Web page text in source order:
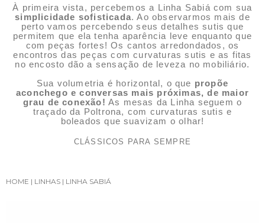
À primeira vista, percebemos a Linha Sabiá com sua
simplicidade sofisticada. Ao observarmos mais de
perto vamos percebendo seus detalhes sutis que
permitem que ela tenha aparência leve enquanto que
com peças fortes! Os cantos arredondados, os
encontros das peças com curvaturas sutis e as fitas
no encosto dão a sensação de leveza no mobiliário.
Sua volumetria é horizontal, o que propõe
aconchego e conversas mais próximas, de maior
grau de conexão! As mesas da Linha seguem o
traçado da Poltrona, com curvaturas sutis e
boleados que suavizam o olhar!
CLÁSSICOS PARA SEMPRE
HOME | LINHAS | LINHA SABIÁ